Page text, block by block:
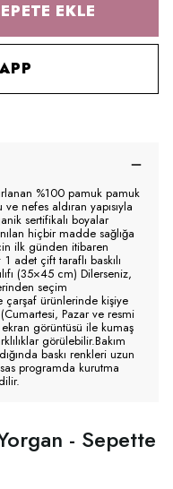
EKLE
%100 pamuk pamuk
nefes aldıran yapısıyla
sertifikalı boyalar
hiçbir madde sağlığa
ilk günden itibaren
adet çift taraflı baskılı
(35×45 cm) Dilerseniz,
seçim
çarşaf ürünlerinde kişiye
Pazar ve resmi
görüntüsü ile kumaş
görülebilir.Bakım
baskı renkleri uzun
programda kurutma
- Sepette